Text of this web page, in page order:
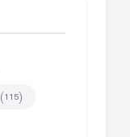
(115)